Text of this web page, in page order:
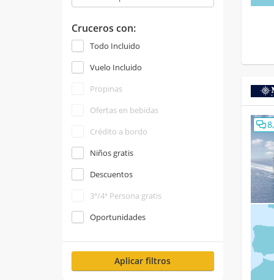
Cruceros con:
Todo Incluido
Vuelo Incluido
Propinas
Ofertas en bebidas
Crédito a bordo
Niños gratis
Descuentos
3ª/4ª Persona gratis
Oportunidades
Aplicar filtros